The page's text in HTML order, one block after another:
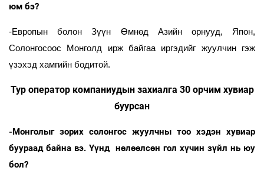
юм бэ?
-Европын болон Зүүн Өмнөд Азийн орнууд, Япон,
Солонгосоос Монголд ирж байгаа иргэдийг жуулчин гэж
үзэхэд хамгийн бодитой.
Тур оператор компаниудын захиалга 30орчим хувиар
буурсан
-Монголыг зорих солонгос жуулчны тоо хэдэн хувиар
буураад байна вэ. Үүнд нөлөөлсөн гол хүчин зүйл нь юу
бол?